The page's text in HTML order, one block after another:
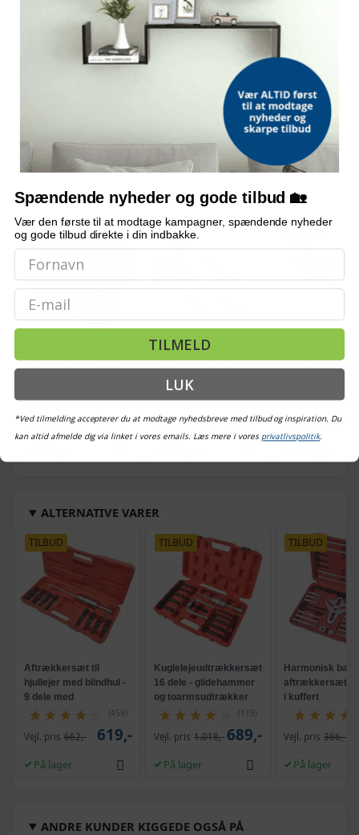
Hvilket materiale er værktøjerne lavet af?
Kan sættet bruges til karrosseriarbejde?
Bemærk: FAQ er vejledende information. Vi tager forbehold for fejl og
mangler, og oplysningerne er ikke juridisk bindende.
OFTE KØBT SAMMEN MED
TILBUD
hjullejer med blindhul -
(459)
Vejl. pris 662,- 619,-
TILBUD
uden lakering - rustfrit
stål, 3 dele
Vejl. pris 358,- 259,-
TILBUD
kilerem -
Vejl. pris 312,-
ALTERNATIVE VARER
TILBUD
Aftrækkersæt til
hjullejer med blindhul -
9 dele med
glidehammer
(459)
Vejl. pris 662,- 619,-
På lager
TILBUD
Kuglelejeudtrækkersæt
16 dele - glidehammer
og toarmsudtrækker
(115)
Vejl. pris 1.018,- 689,-
På lager
TILBUD
Harmonisk
aftrækkersæt -
i kuffert
Vejl. pris 366,-
På lager
ANDRE KUNDER KIGGEDE OGSÅ PÅ
Spændende nyheder og gode tilbud 🏡
Vær den første til at modtage kampagner, spændende nyheder
og gode tilbud direkte i din indbakke.
Email
TILMELD
LUK
*Ved tilmelding accepterer du at modtage nyhedsbreve med tilbud og inspiration. Du
kan altid afmelde dig via linket i vores emails. Læs mere i vores privatlivspolitik.